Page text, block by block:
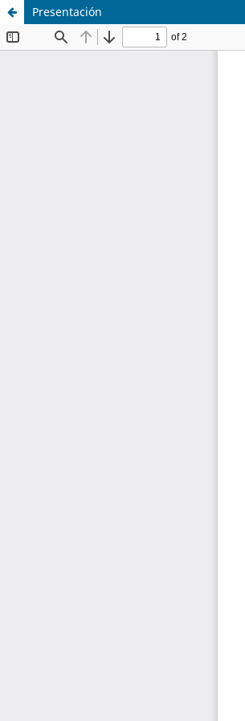
Presentación